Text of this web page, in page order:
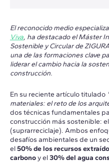
El reconocido medio
Viva, ha destacado el Máster
Sostenible y Circular de
una de las formaciones clave
liderar el cambio hacia la
construcción.
En su reciente artículo titulado
materiales: el reto de los
dos técnicas fundamentales
construcción más sostenible:
(suprarreciclaje). Ambos
desafíos ambientales de un
el50% de los recursos
carbonoy el30% del agua